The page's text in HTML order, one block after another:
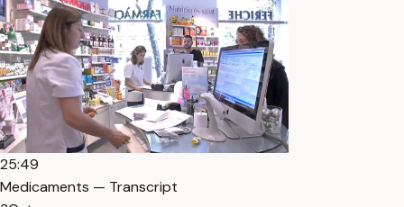
25:49
Medicaments — Transcript